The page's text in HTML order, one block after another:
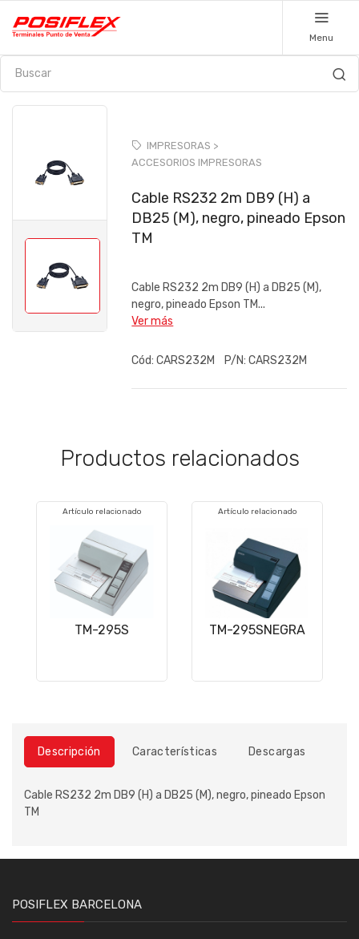
Menu
IMPRESORAS >
ACCESORIOS IMPRESORAS
Cable RS232 2m DB9 (H) a
DB25 (M), negro, pineado Epson
TM
Cable RS232 2m DB9 (H) a DB25 (M),
negro, pineado Epson TM...
Ver más
Cód: CARS232M P/N: CARS232M
Productos relacionados
Artículo relacionado
TM-295S
Artículo relacionado
TM-295SNEGRA
Descripción Características Descargas
Cable RS232 2m DB9 (H) a DB25 (M), negro, pineado Epson
TM
POSIFLEX BARCELONA